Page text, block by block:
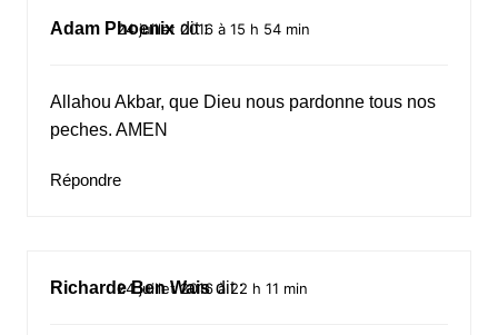
Adam Phoenix dit :
24 juillet 2016 à 15 h 54 min
Allahou Akbar, que Dieu nous pardonne tous nos
peches. AMEN
Répondre
Richarde Ben Wais dit :
24 juillet 2016 à 22 h 11 min